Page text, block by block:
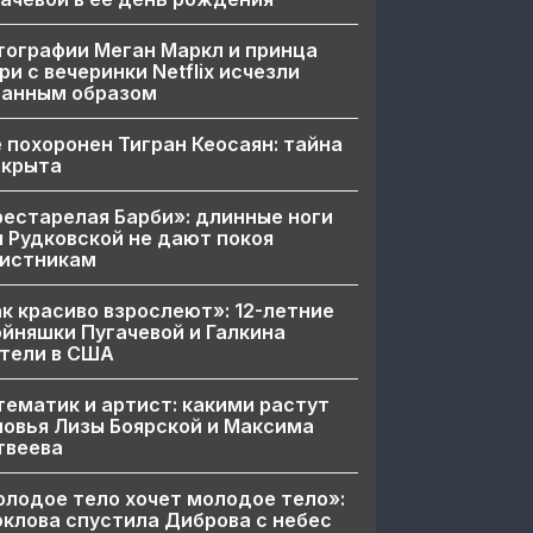
Меган Маркл и принца
с вечеринки Netflix исчезли
образом
похоронен Тигран Кеосаян: тайна
Барби»: длинные ноги
Рудковской не дают покоя
красиво взрослеют»: 12-летние
Пугачевой и Галкина
в США
и артист: какими растут
Лизы Боярской и Максима
тело хочет молодое тело»:
спустила Диброва с небес